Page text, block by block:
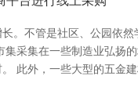
。不管是社区、公园依
采集在一些制造业弘扬
此外，一些大型的五